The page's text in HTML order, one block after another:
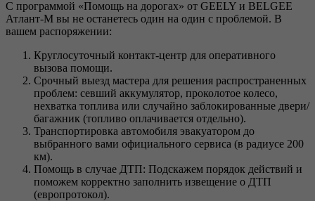
С программой «Помощь на дорогах» от GEELY и BELGEE
Атлант-М вы не останетесь один на один с проблемой. В
вашем распоряжении:
Круглосуточный контакт-центр для оперативного
вызова помощи.
Срочный выезд мастера для решения распространенных
проблем: севший аккумулятор, проколотое колесо,
нехватка топлива или случайно заблокированные двери/
багажник (топливо оплачивается отдельно).
Транспортировка автомобиля эвакуатором до
выбранного вами официального сервиса (в радиусе 200
км).
Помощь в случае ДТП: Подскажем порядок действий и
поможем корректно заполнить извещение о ДТП
(европротокол).